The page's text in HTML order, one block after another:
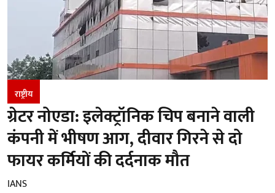
राष्ट्रीय
ग्रेटर नोएडा: इलेक्ट्रॉनिक चिप बनाने वाली
कंपनी में भीषण आग, दीवार गिरने से दो
फायर कर्मियों की दर्दनाक मौत
IANS